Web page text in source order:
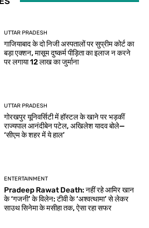
UTTAR PRADESH
गाजियाबाद के दो निजी अस्पतालों पर सुप्रीम कोर्ट का
बड़ा एक्शन, मासूम दुष्कर्म पीड़िता का इलाज न करने
पर लगाया 12 लाख का जुर्माना
UTTAR PRADESH
गोरखपुर यूनिवर्सिटी में हॉस्टल के खाने पर भड़कीं
राज्यपाल आनंदीबेन पटेल, अखिलेश यादव बोले—
‘सीएम के शहर में ये हाल’
ENTERTAINMENT
Pradeep Rawat Death: नहीं रहे आमिर खान
के ‘गजनी’ के विलेन: टीवी के ‘अश्वत्थामा’ से लेकर
साउथ सिनेमा के मसीहा तक, ऐसा रहा सफर